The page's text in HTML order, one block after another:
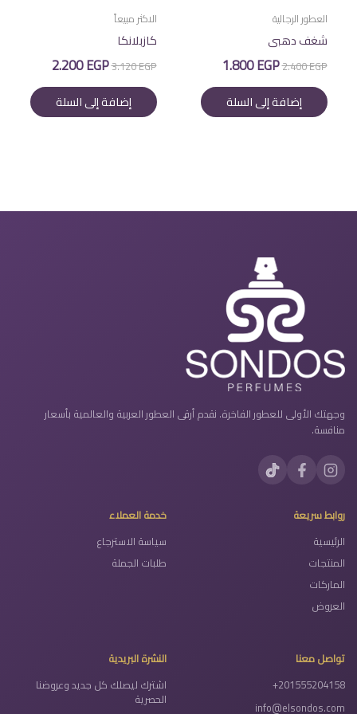
العطور الرجالية
شغف دهبى
2.400EGP السعر
الأصلي
هو:
2.400 EGP.
1.800EGP
هو:
1.800 EGP. إضافة إلى السلة
الاكثر مبيعاً
كازبلانكا
3.120EGP السعر
الأصلي
هو:
3.120 EGP.
2.200EGP
هو:
2.200 EGP. إضافة إلى السلة
وجهتك الأولى للعطور الفاخرة. نقدم أرقى العطور العربية والعالمية بأسعار
منافسة.
روابط سريعة
الرئيسية
المنتجات
الماركات
العروض
خدمة العملاء
سياسة الاسترجاع
طلبات الجملة
تواصل معنا
+201555204158
info@elsondos.com
النشرة البريدية
اشترك ليصلك كل جديد وعروضنا
الحصرية